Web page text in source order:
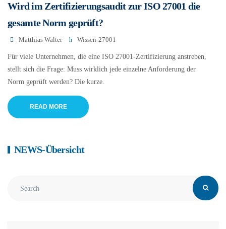
Wird im Zertifizierungsaudit zur ISO 27001 die
gesamte Norm geprüft?
Matthias Walter Wissen-27001
Für viele Unternehmen, die eine ISO 27001-Zertifizierung anstreben,
stellt sich die Frage: Muss wirklich jede einzelne Anforderung der
Norm geprüft werden? Die kurze.
READ MORE
NEWS-Übersicht